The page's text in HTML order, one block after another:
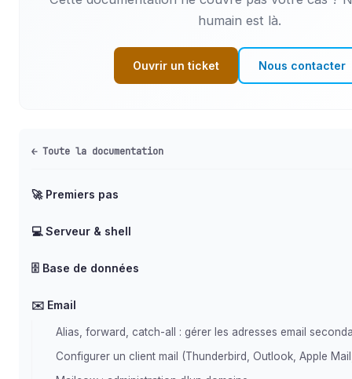
← Toute la documentation
🚀 Premiers pas
💻 Serveur & shell
🗄️ Base de données
✉️ Email
Alias, forward, catch-all : gérer les adresses email
Configurer un client mail (Thunderbird, Outlook, Apple
humain est là.
Ouvrir un ticket Nous contacter